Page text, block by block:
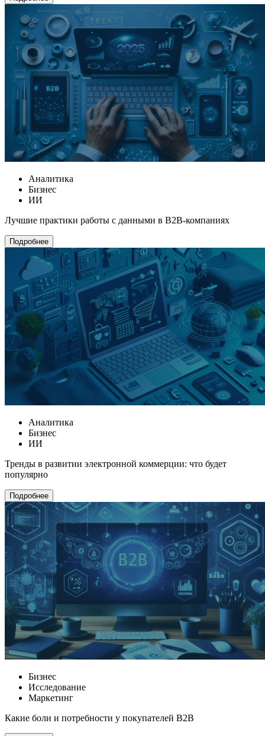
Аналитика
Бизнес
ИИ
Лучшие практики работы с данными в B2B-компаниях
Подробнее
Аналитика
Бизнес
ИИ
Тренды в развитии электронной коммерции: что будет
популярно
Подробнее
Бизнес
Исследование
Маркетинг
Какие боли и потребности у покупателей B2B